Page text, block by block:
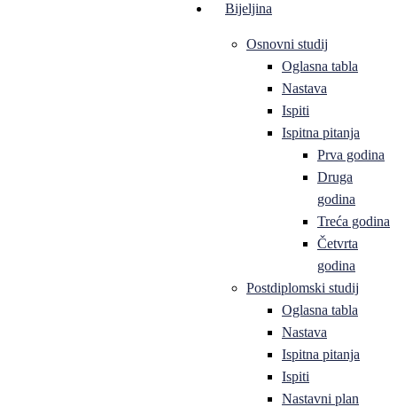
Bijeljina
Osnovni studij
Oglasna tabla
Nastava
Ispiti
Ispitna pitanja
Prva godina
Druga
godina
Treća godina
Četvrta
godina
Postdiplomski studij
Oglasna tabla
Nastava
Ispitna pitanja
Ispiti
Nastavni plan